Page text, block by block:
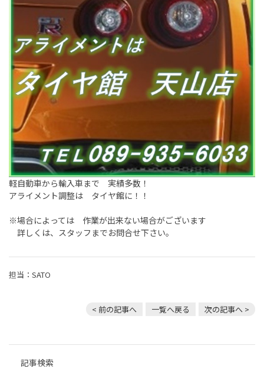
軽自動車から輸入車まで 実績多数！
アライメント調整は タイヤ館に！！
※場合によっては 作業が出来ない場合がございます
詳しくは、スタッフまでお問合せ下さい。
担当：SATO
< 前の記事へ 一覧へ戻る 次の記事へ >
記事検索